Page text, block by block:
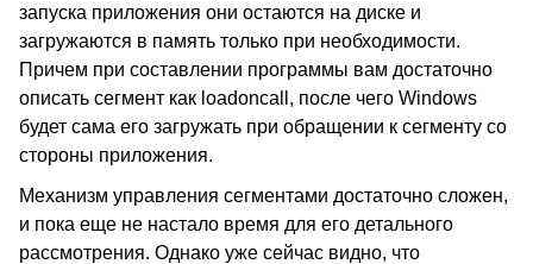
запуска приложения они остаются на диске и
загружаются в память только при необходимости.
Причем при составлении программы вам достаточно
описать сегмент как loadoncall, после чего Windows
будет сама его загружать при обращении к сегменту со
стороны приложения.
Механизм управления сегментами достаточно сложен,
и пока еще не настало время для его детального
рассмотрения. Однако уже сейчас видно, что